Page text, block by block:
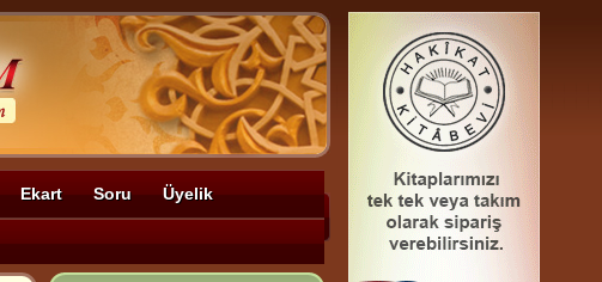
Ekart Soru Üyelik